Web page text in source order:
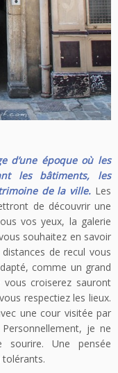
d’une époque où les
les bâtiments, les
de la ville. Les
de découvrir une
vos yeux, la galerie
souhaitez en savoir
de recul vous
comme un grand
croiserez sauront
respectiez les lieux.
une cour visitée par
je ne
Une pensée
tolérants.